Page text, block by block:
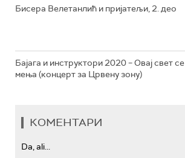
Бисера Велетанлић и пријатељи, 2. део
Бајага и инструктори 2020 – Овај свет се
мења (концерт за Црвену зону)
КОМЕНТАРИ
Da, ali...